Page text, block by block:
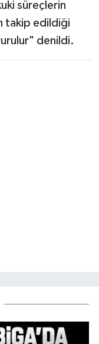
süreçlerin
takip edildiği
denildi.